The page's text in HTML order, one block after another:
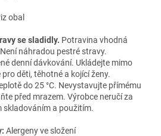
obal
se sladidly. Potravina vhodná
náhradou pestré stravy.
denní dávkování. Ukládejte mimo
děti, těhotné a kojící ženy.
do 25 °C. Nevystavujte přímému
před mrazem. Výrobce neručí za
skladováním a použitím.
Alergeny ve složení